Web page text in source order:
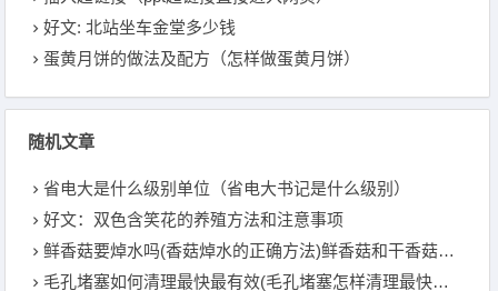
好文: 北站坐车金堂多少钱
蛋黄月饼的做法及配方（怎样做蛋黄月饼）
随机文章
省电大是什么级别单位（省电大书记是什么级别）
好文：双色含笑花的养殖方法和注意事项
鲜香菇要焯水吗(香菇焯水的正确方法)鲜香菇和干香菇的不同之处：
毛孔堵塞如何清理最快最有效(毛孔堵塞怎样清理最快最有效)